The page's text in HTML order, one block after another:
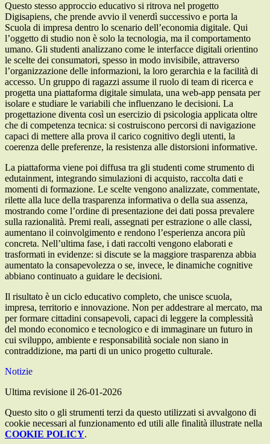
Questo stesso approccio educativo si ritrova nel progetto
Digisapiens, che prende avvio il venerdì successivo e porta la
Scuola di impresa dentro lo scenario dell’economia digitale. Qui
l’oggetto di studio non è solo la tecnologia, ma il comportamento
umano. Gli studenti analizzano come le interfacce digitali orientino
le scelte dei consumatori, spesso in modo invisibile, attraverso
l’organizzazione delle informazioni, la loro gerarchia e la facilità di
accesso. Un gruppo di ragazzi assume il ruolo di team di ricerca e
progetta una piattaforma digitale simulata, una web-app pensata per
isolare e studiare le variabili che influenzano le decisioni. La
progettazione diventa così un esercizio di psicologia applicata oltre
che di competenza tecnica: si costruiscono percorsi di navigazione
capaci di mettere alla prova il carico cognitivo degli utenti, la
coerenza delle preferenze, la resistenza alle distorsioni informative.
La piattaforma viene poi diffusa tra gli studenti come strumento di
edutainment, integrando simulazioni di acquisto, raccolta dati e
momenti di formazione. Le scelte vengono analizzate, commentate,
rilette alla luce della trasparenza informativa o della sua assenza,
mostrando come l’ordine di presentazione dei dati possa prevalere
sulla razionalità. Premi reali, assegnati per estrazione o alle classi,
aumentano il coinvolgimento e rendono l’esperienza ancora più
concreta. Nell’ultima fase, i dati raccolti vengono elaborati e
trasformati in evidenze: si discute se la maggiore trasparenza abbia
aumentato la consapevolezza o se, invece, le dinamiche cognitive
abbiano continuato a guidare le decisioni.
Il risultato è un ciclo educativo completo, che unisce scuola,
impresa, territorio e innovazione. Non per addestrare al mercato, ma
per formare cittadini consapevoli, capaci di leggere la complessità
del mondo economico e tecnologico e di immaginare un futuro in
cui sviluppo, ambiente e responsabilità sociale non siano in
contraddizione, ma parti di un unico progetto culturale.
Notizie
Ultima revisione il 26-01-2026
Questo sito o gli strumenti terzi da questo utilizzati si avvalgono di
cookie necessari al funzionamento ed utili alle finalità illustrate nella
COOKIE POLICY.